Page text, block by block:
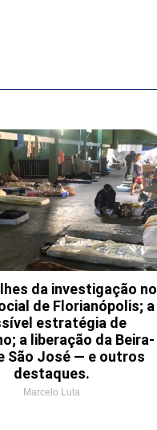
da investigação no
de Florianópolis; a
estratégia de
a liberação da Beira-
São José — e outros
destaques.
Marcelo Lula